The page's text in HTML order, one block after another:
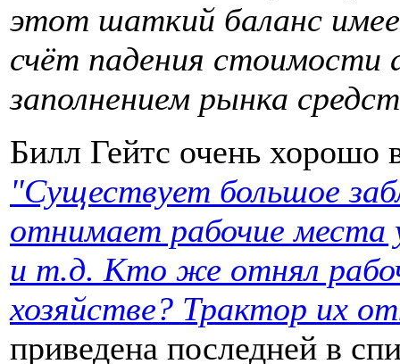
этот шаткий баланс
счёт падения стоимости
заполнением рынка
Билл Гейтс очень хорошо
"Существует большое
отнимает рабочие места
и т.д. Кто же отнял
хозяйстве? Трактор их
приведена последней в